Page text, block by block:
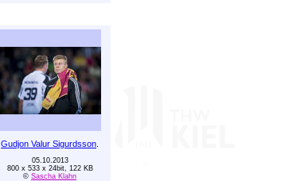
Gudjon Valur Sigurdsson
05.10.2013
800 x 533 x 24bit, 122 KB
© Sascha Klahn